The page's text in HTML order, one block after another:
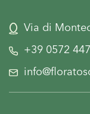
Via di
+39 0572